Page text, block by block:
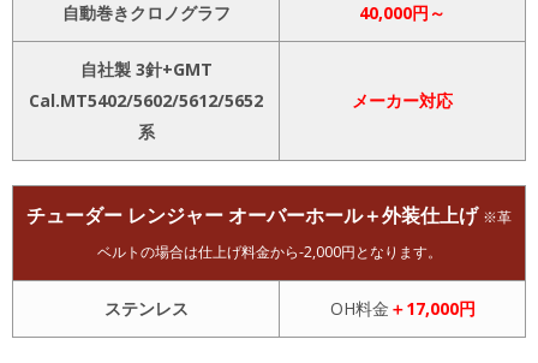
自動巻きクロノグラフ 40,000円～
自社製 3針+GMT
Cal.MT5402/5602/5612/5652
系
メーカー対応
チューダー レンジャー オーバーホール＋外装仕上げ ※革
ベルトの場合は仕上げ料金から-2,000円となります。
ステンレス OH料金 ＋17,000円